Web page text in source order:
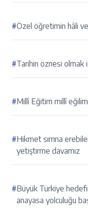
#Özel öğretimin hâli ve
#Tarihin öznesi olmak
#Millî Eğitim millî
#Hikmet sırrına
yetiştirme davamız
#Büyük Türkiye
anayasa yolculuğu